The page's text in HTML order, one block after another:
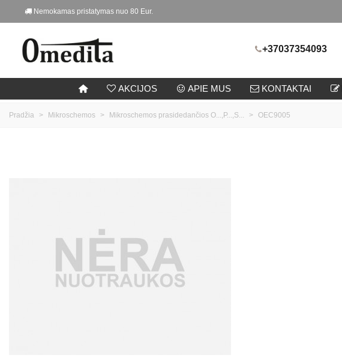
Nemokamas pristatymas nuo 80 Eur.
+37037354093
AKCIJOS APIE MUS KONTAKTAI
Pradžia > Mikroschemos > Mikroschemos prasidedančios O...,P...,S... > OEC9005